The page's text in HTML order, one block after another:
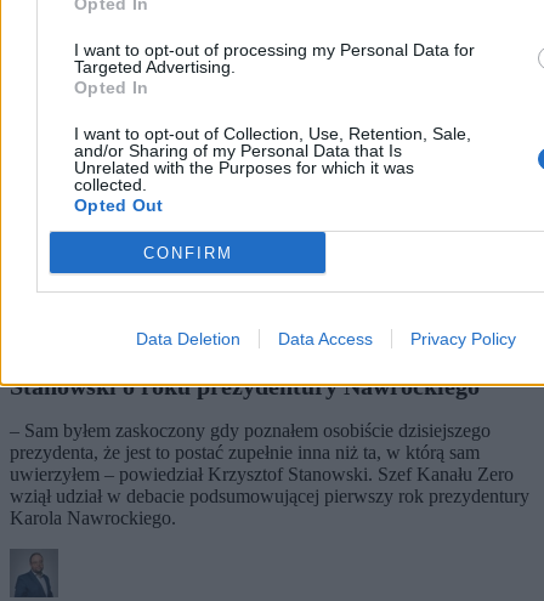
I want to opt-out of processing my Personal Data for
Targeted Advertising.
Opted In
I want to opt-out of Collection, Use, Retention, Sale,
and/or Sharing of my Personal Data that Is
Unrelated with the Purposes for which it was
collected.
Opted Out
CONFIRM
Data Deletion Data Access Privacy Policy
„Musiał się przebić przez zmowę milczenia”.
Stanowski o roku prezydentury Nawrockiego
– Sam byłem zaskoczony gdy poznałem osobiście dzisiejszego
prezydenta, że jest to postać zupełnie inna niż ta, w którą sam
uwierzyłem – powiedział Krzysztof Stanowski. Szef Kanału Zero
wziął udział w debacie podsumowującej pierwszy rok prezydentury
Karola Nawrockiego.